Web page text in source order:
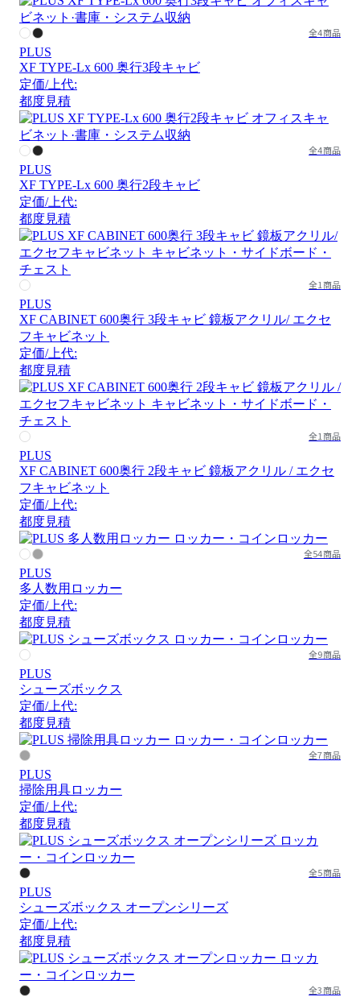
全4商品
PLUS
XF TYPE-Lx 600 奥行3段キャビ
定価/上代:
都度見積
全4商品
PLUS
XF TYPE-Lx 600 奥行2段キャビ
定価/上代:
都度見積
全1商品
PLUS
XF CABINET 600奥行 3段キャビ 鏡板アクリル/ エクセ
フキャビネット
定価/上代:
都度見積
全1商品
PLUS
XF CABINET 600奥行 2段キャビ 鏡板アクリル / エクセ
フキャビネット
定価/上代:
都度見積
全54商品
PLUS
多人数用ロッカー
定価/上代:
都度見積
全9商品
PLUS
シューズボックス
定価/上代:
都度見積
全7商品
PLUS
掃除用具ロッカー
定価/上代:
都度見積
全5商品
PLUS
シューズボックス オープンシリーズ
定価/上代:
都度見積
全3商品